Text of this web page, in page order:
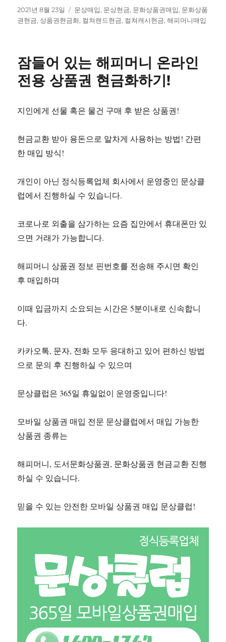
작
성
2021년 8월 23일
태
그
문상매입, 문상현금, 문화상품권매입, 문화상품
권현금,상품권현금화, 컬쳐랜드현금, 컬쳐캐시현금,해피머니매입
잠들어 있는 해피머니 온라인
전용 상품권 현금화하기!
지인에게 선물 혹은 물건 구매 후 받은 상품권!
현금교환 받아 용돈으로 알차게 사용하는 방법! 간편
한 매입 방식!
개인이 아닌 정식등록업체 회사에서 운영중인 문상클
럽에서 진행하실 수 있습니다.
코로나로 외출을 삼가하는 요즘 집안에서 휴대폰만 있
으면 거래가 가능합니다.
해피머니 상품권 정보 핀번호를 전송해 주시면 확인
후 매입하며
이때 입금까지 소요되는 시간은 5분이내로 신속합니
다.
카카오톡, 문자, 전화 모두 응대하고 있어 편하신 방법
으로 문의 후 진행하실 수 있으며
문상클럽은 365일 휴일없이 운영중입니다!
모바일 상품권 매입 전문 문상클럽에서 매입 가능한
상품권 종류는
해피머니, 도서문화상품권, 문화상품권 현금교환 진행
하실 수 있습니다.
믿을 수 있는 안전한 모바일 상품권 매입 문상클럽!